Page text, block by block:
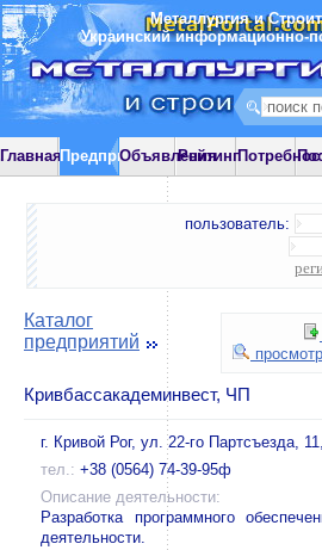
Металлургия и
Украинский информационно-
ГлавнаяПредприятияОбъявления
Рейтинг
пользователь:
Каталог
предприятий
Кривбассакадеминвест, ЧП
г. Кривой Рог, ул. 22-го Партсъезда,
тел.: +38 (0564) 74-39-95ф
Описание деятельности:
Разработка программного
деятельности.